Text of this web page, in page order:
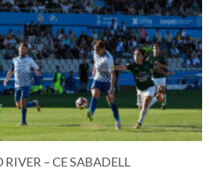
RIVER – CE SABADELL